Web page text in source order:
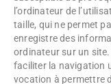
l’ordinateur de
taille, qui ne permet
enregistre des
ordinateur sur un
faciliter la navigation
vocation à permettre